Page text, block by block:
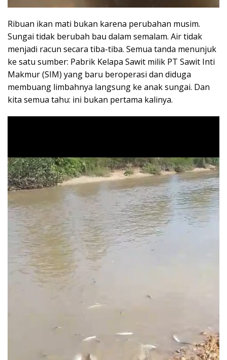
Ribuan ikan mati bukan karena perubahan musim.
Sungai tidak berubah bau dalam semalam. Air tidak
menjadi racun secara tiba-tiba. Semua tanda menunjuk
ke satu sumber: Pabrik Kelapa Sawit milik PT Sawit Inti
Makmur (SIM) yang baru beroperasi dan diduga
membuang limbahnya langsung ke anak sungai. Dan
kita semua tahu: ini bukan pertama kalinya.